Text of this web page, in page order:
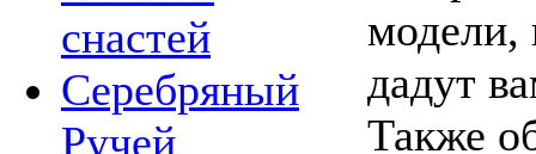
снастей
Серебряный
Ручей
модели,
дадут
Также